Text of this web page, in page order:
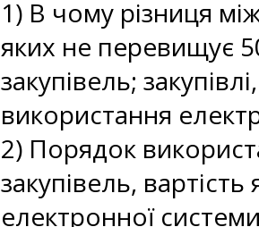
1) В чому різниця
яких не перевищує
закупівель;
використання
2) Порядок
закупівель,
електронної